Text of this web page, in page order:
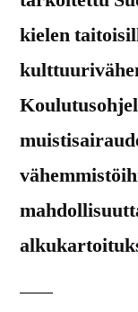
kielen